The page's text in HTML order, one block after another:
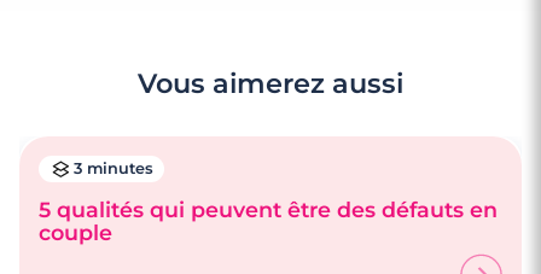
Vous aimerez aussi
3 minutes
5 qualités qui peuvent être des défauts en
couple